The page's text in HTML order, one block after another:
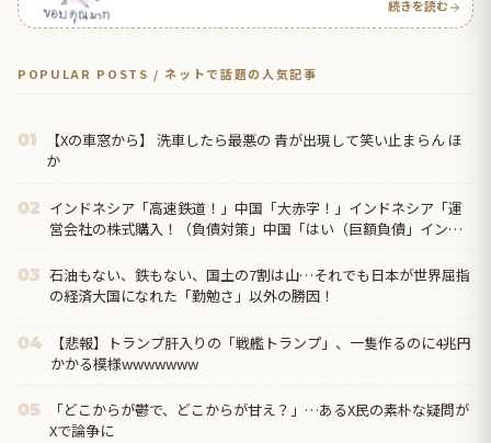
続きを読む
POPULAR POSTS / ネットで話題の人気記事
01
【Xの車窓から】 洗車したら最悪の 青が出現して笑い止まらん ほ
か
02 インドネシア「高速鉄道！」中国「大赤字！」インドネシア「運
営会社の株式購入！（負債対策」中国「はい（巨額負債」インド
03 石油もない、鉄もない、国土の7割は山…それでも日本が世界屈指
の経済大国になれた「勤勉さ」以外の勝因！
04
【悲報】トランプ肝入りの「戦艦トランプ」、一隻作るのに4兆円
かかる模様wwwwwww
05
「どこからが鬱で、どこからが甘え？」…あるX民の素朴な疑問が
Xで論争に